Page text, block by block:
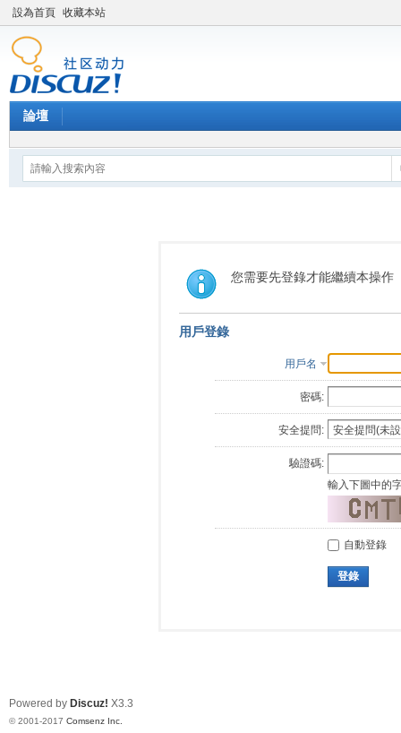
設為首頁 收藏本站
論壇
您需要先登錄才能繼續本操作
用戶登錄
用戶名
密碼:
安全提問:
驗證碼:
輸入下圖中的
自動登錄
登錄
Powered by Discuz! X3.3
© 2001-2017 Comsenz Inc.